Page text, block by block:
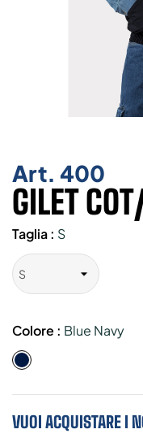
Art. 400
GILET
Taglia : S
Colore : Blue Navy
Blue
VUOI ACQUISTARE I